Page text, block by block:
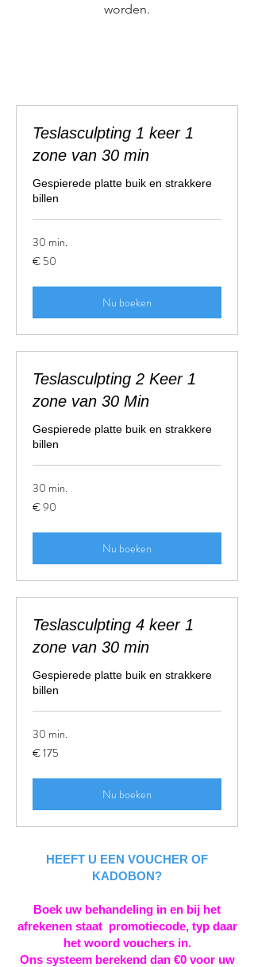
worden.
Teslasculpting 1 keer 1
zone van 30 min
Gespierede platte buik en strakkere
billen
30 min.
50
euro
€ 50
Nu boeken
Teslasculpting 2 Keer 1
zone van 30 Min
Gespierede platte buik en strakkere
billen
30 min.
90
euro
€ 90
Nu boeken
Teslasculpting 4 keer 1
zone van 30 min
Gespierede platte buik en strakkere
billen
30 min.
175
euro
€ 175
Nu boeken
HEEFT U EEN VOUCHER OF
KADOBON?
Boek uw behandeling in en bij het
afrekenen staat promotiecode, typ daar
het woord vouchers in.
Ons systeem berekend dan €0 voor uw